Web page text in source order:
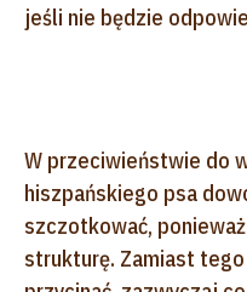
jeśli nie będzie
W przeciwieństwie do
hiszpańskiego psa
szczotkować,
strukturę. Zamiast